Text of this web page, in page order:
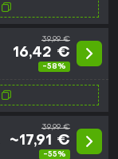
39,99 €
16,42 €
-58%
39,99 €
~17,91 €
-55%